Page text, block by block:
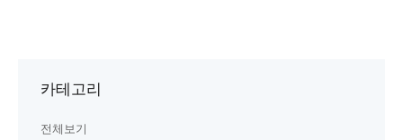
카테고리
전체보기